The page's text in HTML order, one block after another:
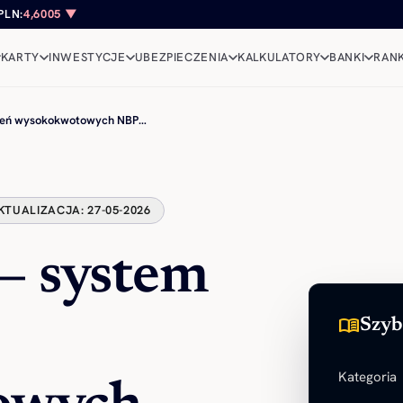
4,6005 ▼
KARTY INWESTYCJE UBEZPIECZENIA KALKULATORY BANKI
wysokokwotowych NBP…
27-05-2026
system
menu_book
Kategoria